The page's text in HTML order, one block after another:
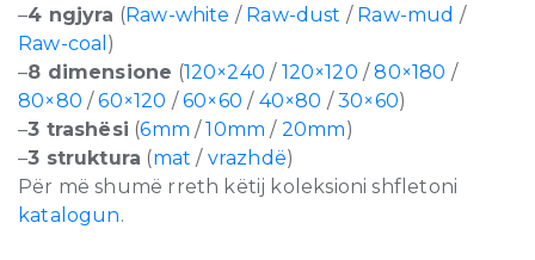
–4 ngjyra (Raw-white / Raw-dust / Raw-mud /
Raw-coal )
–8 dimensione (120×240 / 120×120 /80×180 /
80×80 /60×120 /60×60 / 40×80 /30×60)
–3 trashësi (6mm/10mm / 20mm)
–3 struktura (mat / vrazhdë)
Për më shumë rreth këtij koleksioni shfletoni
katalogun.